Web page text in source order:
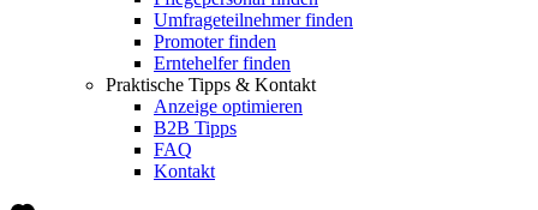
Umfrageteilnehmer finden
Promoter finden
Erntehelfer finden
Praktische Tipps & Kontakt
Anzeige optimieren
B2B Tipps
FAQ
Kontakt